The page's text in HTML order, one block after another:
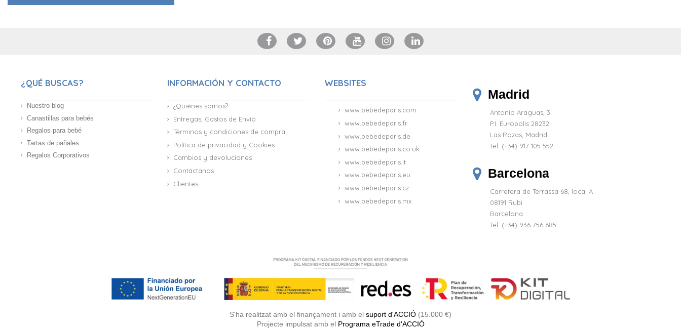
¿QUÉ BUSCAS?
Nuestro blog
Canastillas para bebés
Regalos para bebé
Tartas de pañales
Regalos Corporativos
INFORMACIÓN Y CONTACTO
¿Quiénes somos?
Entregas, Gastos de Envío
Términos y condiciones de compra
Política de privacidad y Cookies
Cambios y devoluciones
Contáctanos
Clientes
WEBSITES
www.bebedeparis.com
www.bebedeparis.fr
www.bebedeparis.de
www.bebedeparis.co.uk
www.bebedeparis.it
www.bebedeparis.eu
www.bebedeparis.cz
www.bebedeparis.mx
Madrid
Antonio Araguas, 3
P.I. Europolis 28232
Las Rozas, Madrid
Tel: (+34) 917 105 552
Barcelona
Carretera de Terrassa 68, local A
08191 Rubi
Barcelona
Tel: (+34) 936 756 685
S'ha realitzat amb el finançament i amb el suport d'ACCIÓ (15.000 €)
Projecte impulsat amb el Programa eTrade d'ACCIÓ